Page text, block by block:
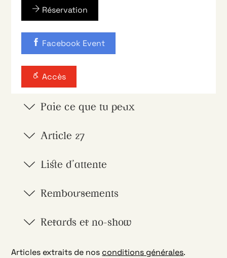
Réservation
Facebook Event
Accès
Paie ce que tu peux
Article 27
Liste d'attente
Remboursements
Retards et no-show
Articles extraits de nos conditions générales.